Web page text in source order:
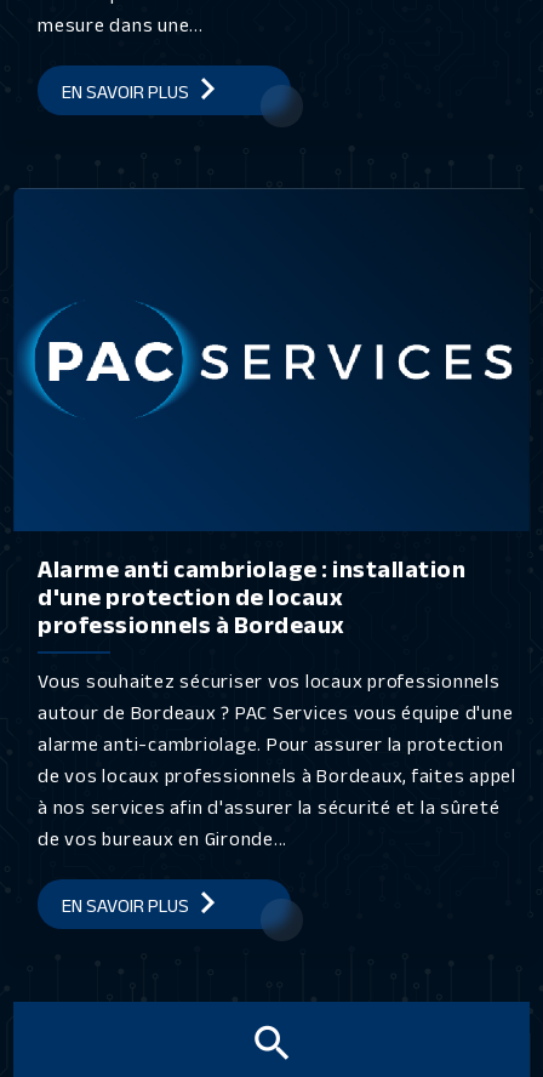
mesure dans une...
EN SAVOIR PLUS
Alarme anti cambriolage : installation
d'une protection de locaux
professionnels à Bordeaux
Vous souhaitez sécuriser vos locaux professionnels
autour de Bordeaux ? PAC Services vous équipe d'une
alarme anti-cambriolage. Pour assurer la protection
de vos locaux professionnels à Bordeaux, faites appel
à nos services afin d'assurer la sécurité et la sûreté
de vos bureaux en Gironde...
EN SAVOIR PLUS